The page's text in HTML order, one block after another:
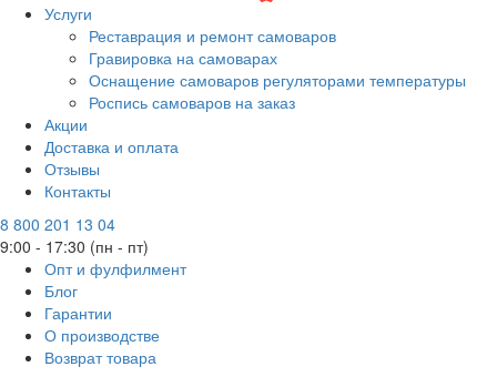
Услуги
Реставрация и ремонт самоваров
Гравировка на самоварах
Оснащение самоваров регуляторами температуры
Роспись самоваров на заказ
Акции
Доставка и оплата
Отзывы
Контакты
8 800 201 13 04
9:00 - 17:30 (пн - пт)
Опт и фулфилмент
Блог
Гарантии
О производстве
Возврат товара